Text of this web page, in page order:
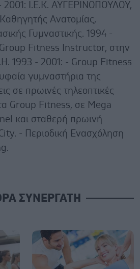
- 2001: Ι.Ε.Κ. ΑΥΓΕΡΙΝΟΠΟΥΛΟΥ,
Ανατομίας,
Γυμναστικής. 1994 -
Fitness Instructor, στην
1993 - 2001: - Group Fitness
γυμναστήρια της
σε πρωινές τηλεοπτικές
Group Fitness, σε Mega
και σταθερή πρωινή
- Περιοδική Ενασχόληση
ΣΥΝΕΡΓΑΤΗ